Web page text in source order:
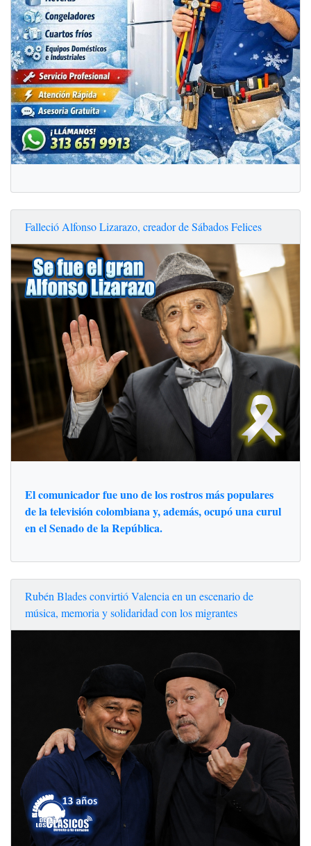
Falleció Alfonso Lizarazo, creador de Sábados Felices
El comunicador fue uno de los rostros más populares
de la televisión colombiana y, además, ocupó una curul
en el Senado de la República.
Rubén Blades convirtió Valencia en un escenario de
música, memoria y solidaridad con los migrantes